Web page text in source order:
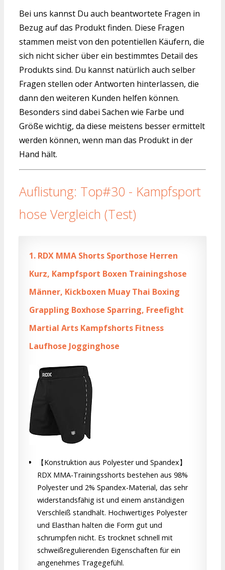
Bei uns kannst Du auch beantwortete Fragen in
Bezug auf das Produkt finden. Diese Fragen
stammen meist von den potentiellen Käufern, die
sich nicht sicher über ein bestimmtes Detail des
Produkts sind. Du kannst natürlich auch selber
Fragen stellen oder Antworten hinterlassen, die
dann den weiteren Kunden helfen können.
Besonders sind dabei Sachen wie Farbe und
Größe wichtig, da diese meistens besser ermittelt
werden können, wenn man das Produkt in der
Hand hält.
Auflistung: Top#30 - Kampfsport
hose Vergleich (Test)
1. RDX MMA Shorts Sporthose Herren
Kurz, Kampfsport Boxen Trainingshose
Männer, Kickboxen Muay Thai Boxing
Grappling Boxhose Sparring, Freefight
Martial Arts Kampfshorts Fitness
Laufhose Jogginghose
【Konstruktion aus Polyester und Spandex】
RDX MMA-Trainingsshorts bestehen aus 98%
Polyester und 2% Spandex-Material, das sehr
widerstandsfähig ist und einem anständigen
Verschleiß standhält. Hochwertiges Polyester
und Elasthan halten die Form gut und
schrumpfen nicht. Es trocknet schnell mit
schweißregulierenden Eigenschaften für ein
angenehmes Tragegefühl.